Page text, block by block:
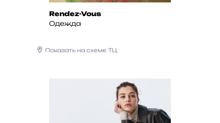
Rendez-Vous
Одежда
Показать на схеме ТЦ